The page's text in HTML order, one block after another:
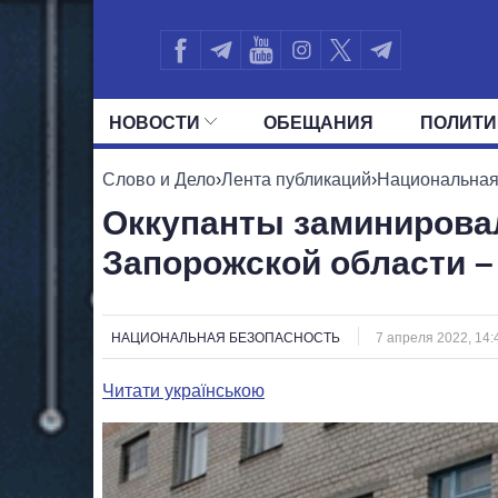
НОВОСТИ ОБЕЩАНИЯ
ВСЕ ПОЛИТИКИ ПРЕЗИДЕНТ И
Слово и Дело›Лента публикаций›
Оккупанты
Запорожской области
НАЦИОНАЛЬНАЯ БЕЗОПАСНОСТЬ 7 апреля 2022,
Читати українською